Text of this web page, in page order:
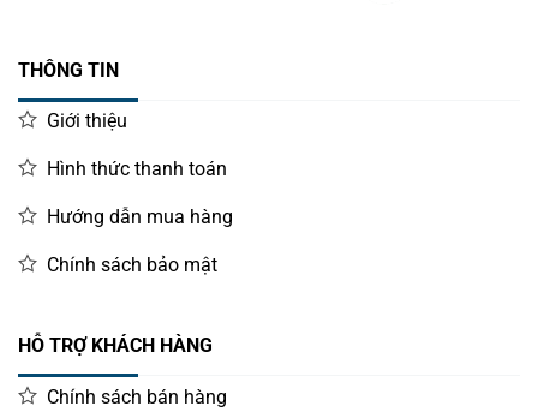
THÔNG TIN
Giới thiệu
Hình thức thanh toán
Hướng dẫn mua hàng
Chính sách bảo mật
HỖ TRỢ KHÁCH HÀNG
Chính sách bán hàng